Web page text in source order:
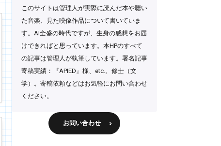
このサイトは管理人が実際に読んだ本や聴い
た音楽、見た映像作品について書いていま
す。AI全盛の時代ですが、生身の感想をお届
けできればと思っています。本HPのすべて
の記事は管理人が執筆しています。署名記事
寄稿実績：『APIED』様、etc.。修士（文
学）。寄稿依頼などはお気軽にお問い合わせ
ください。
お問い合わせ